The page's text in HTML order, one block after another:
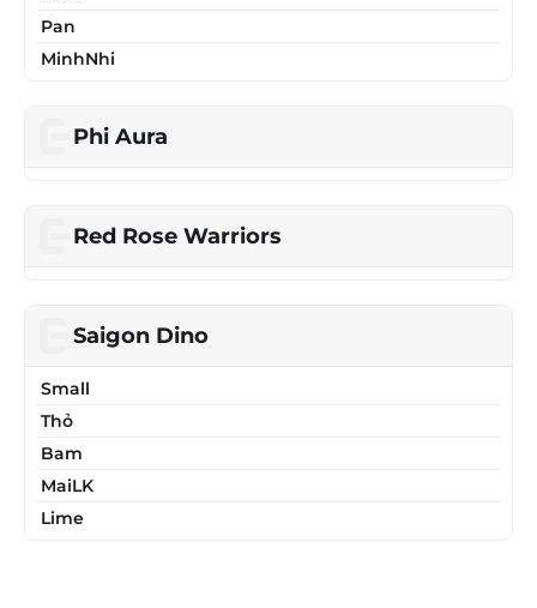
Pan
MinhNhi
Phi Aura
Red Rose Warriors
Saigon Dino
Small
Thỏ
Bam
MaiLK
Lime